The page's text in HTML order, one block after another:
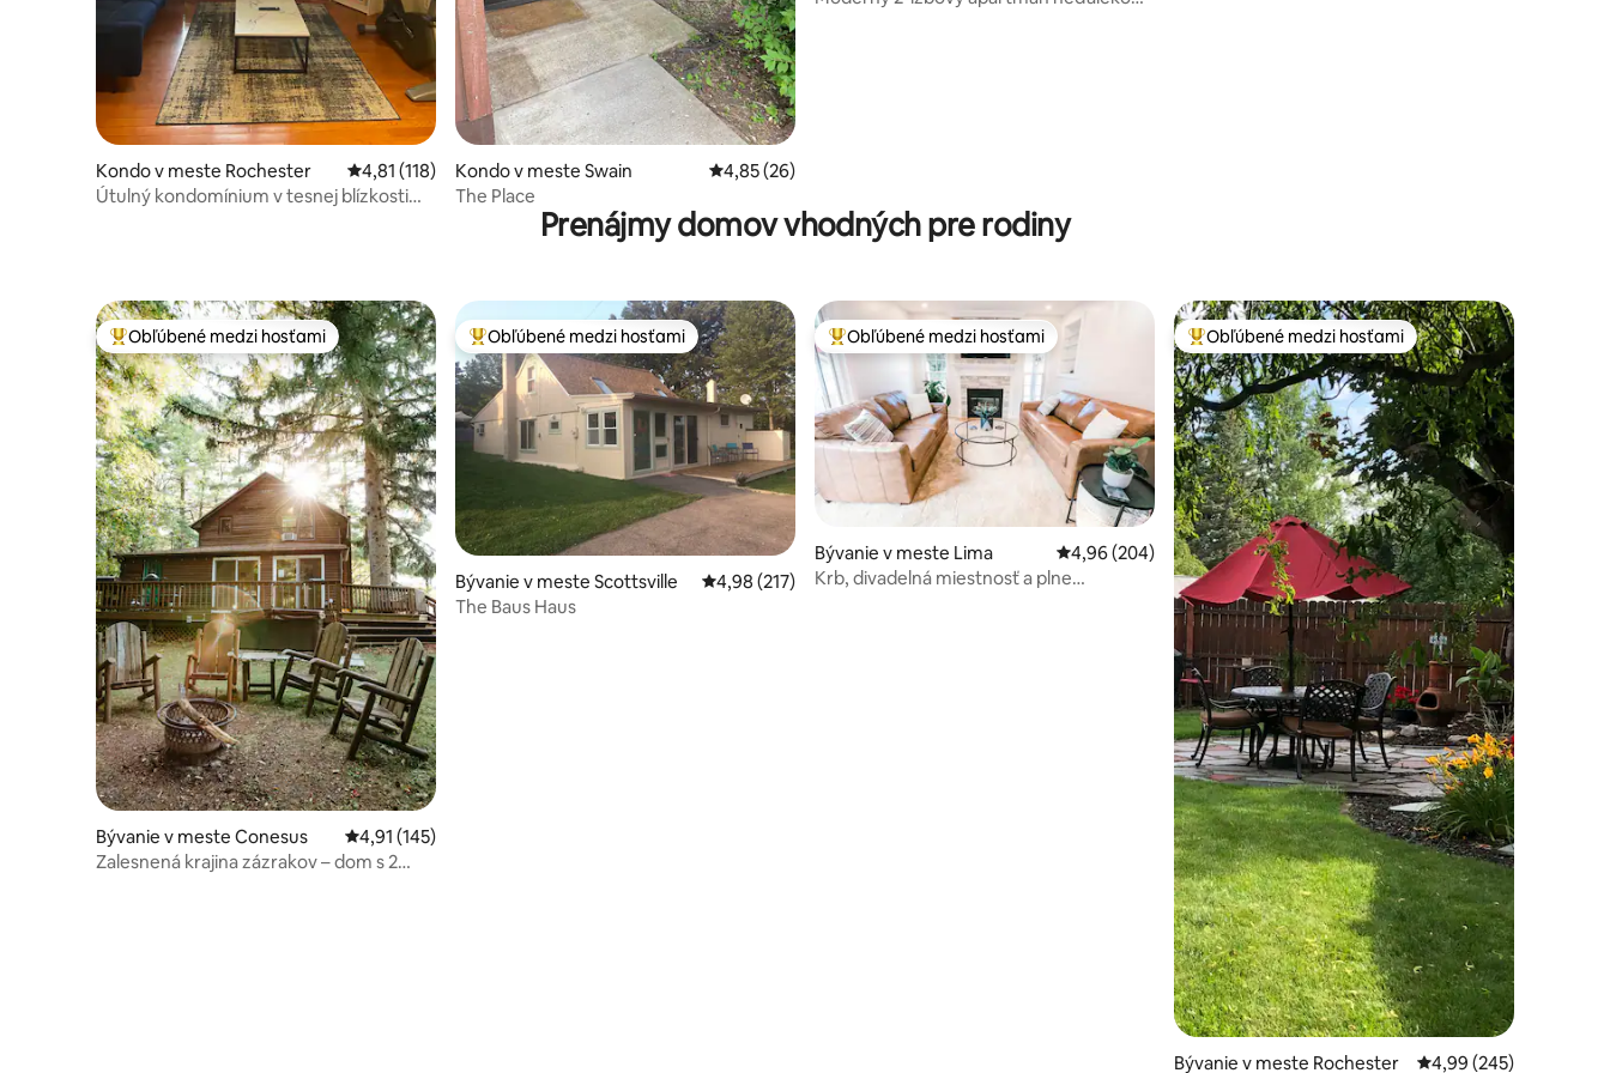
Kondo v meste Rochester Priemerné ohodnotenie 4,81 z 5, počet hodnotení: 118
4,81 (118)
Útulný kondomínium v tesnej blízkosti
Kondo v meste Swain Priemerné ohodnotenie 4,85 z 5, počet hodnotení: 26
4,85 (26)
The Place
Prenájmy domov vhodných pre rodiny
Najobľúbenejšie medzi hosťami
Obľúbené medzi hosťami
Bývanie v meste Conesus Priemerné ohodnotenie 4,91 z 5, počet hodnotení: 145
4,91 (145)
Zalesnená krajina zázrakov – dom s 2
Najobľúbenejšie medzi hosťami
Obľúbené medzi hosťami
Bývanie v meste Scottsville Priemerné ohodnotenie 4,98 z 5, počet hodnotení: 217
4,98 (217)
The Baus Haus
Najobľúbenejšie medzi hosťami
Obľúbené medzi hosťami
Bývanie v meste Lima Priemerné ohodnotenie 4,96 z 5, počet hodnotení: 204
4,96 (204)
Krb, divadelná miestnosť a plne
Najobľúbenejšie medzi hosťami
Obľúbené medzi hosťami
Bývanie v meste Rochester Priemerné
4,99 (245)